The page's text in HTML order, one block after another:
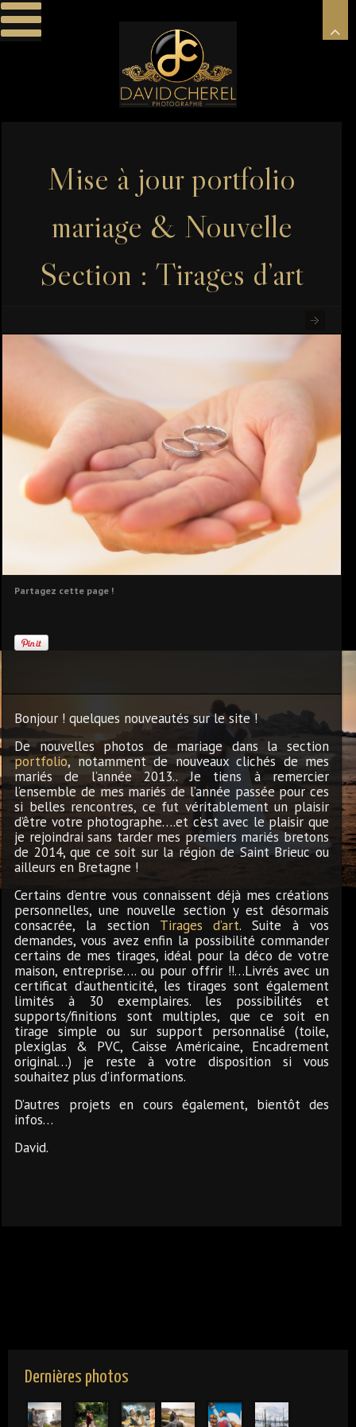
Mise à jour portfolio
mariage & Nouvelle
Section : Tirages d’art
Partagez cette page !
Bonjour ! quelques nouveautés sur le site !
De nouvelles photos de mariage dans la section
portfolio, notamment de nouveaux clichés de mes
mariés de l’année 2013.. Je tiens à remercier
l’ensemble de mes mariés de l’année passée pour ces
si belles rencontres, ce fut véritablement un plaisir
d’être votre photographe….et c’est avec le plaisir que
je rejoindrai sans tarder mes premiers mariés bretons
de 2014, que ce soit sur la région de Saint Brieuc ou
ailleurs en Bretagne !
Certains d’entre vous connaissent déjà mes créations
personnelles, une nouvelle section y est désormais
consacrée, la section Tirages d’art. Suite à vos
demandes, vous avez enfin la possibilité commander
certains de mes tirages, idéal pour la déco de votre
maison, entreprise…. ou pour offrir !!…Livrés avec un
certificat d’authenticité, les tirages sont également
limités à 30 exemplaires. les possibilités et
supports/finitions sont multiples, que ce soit en
tirage simple ou sur support personnalisé (toile,
plexiglas & PVC, Caisse Américaine, Encadrement
original…) je reste à votre disposition si vous
souhaitez plus d’informations.
D’autres projets en cours également, bientôt des
infos…
David.
Dernières photos